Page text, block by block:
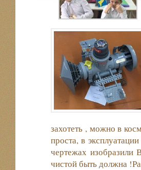
захотеть , можно в
проста, в
чертежах
чистой быть должна